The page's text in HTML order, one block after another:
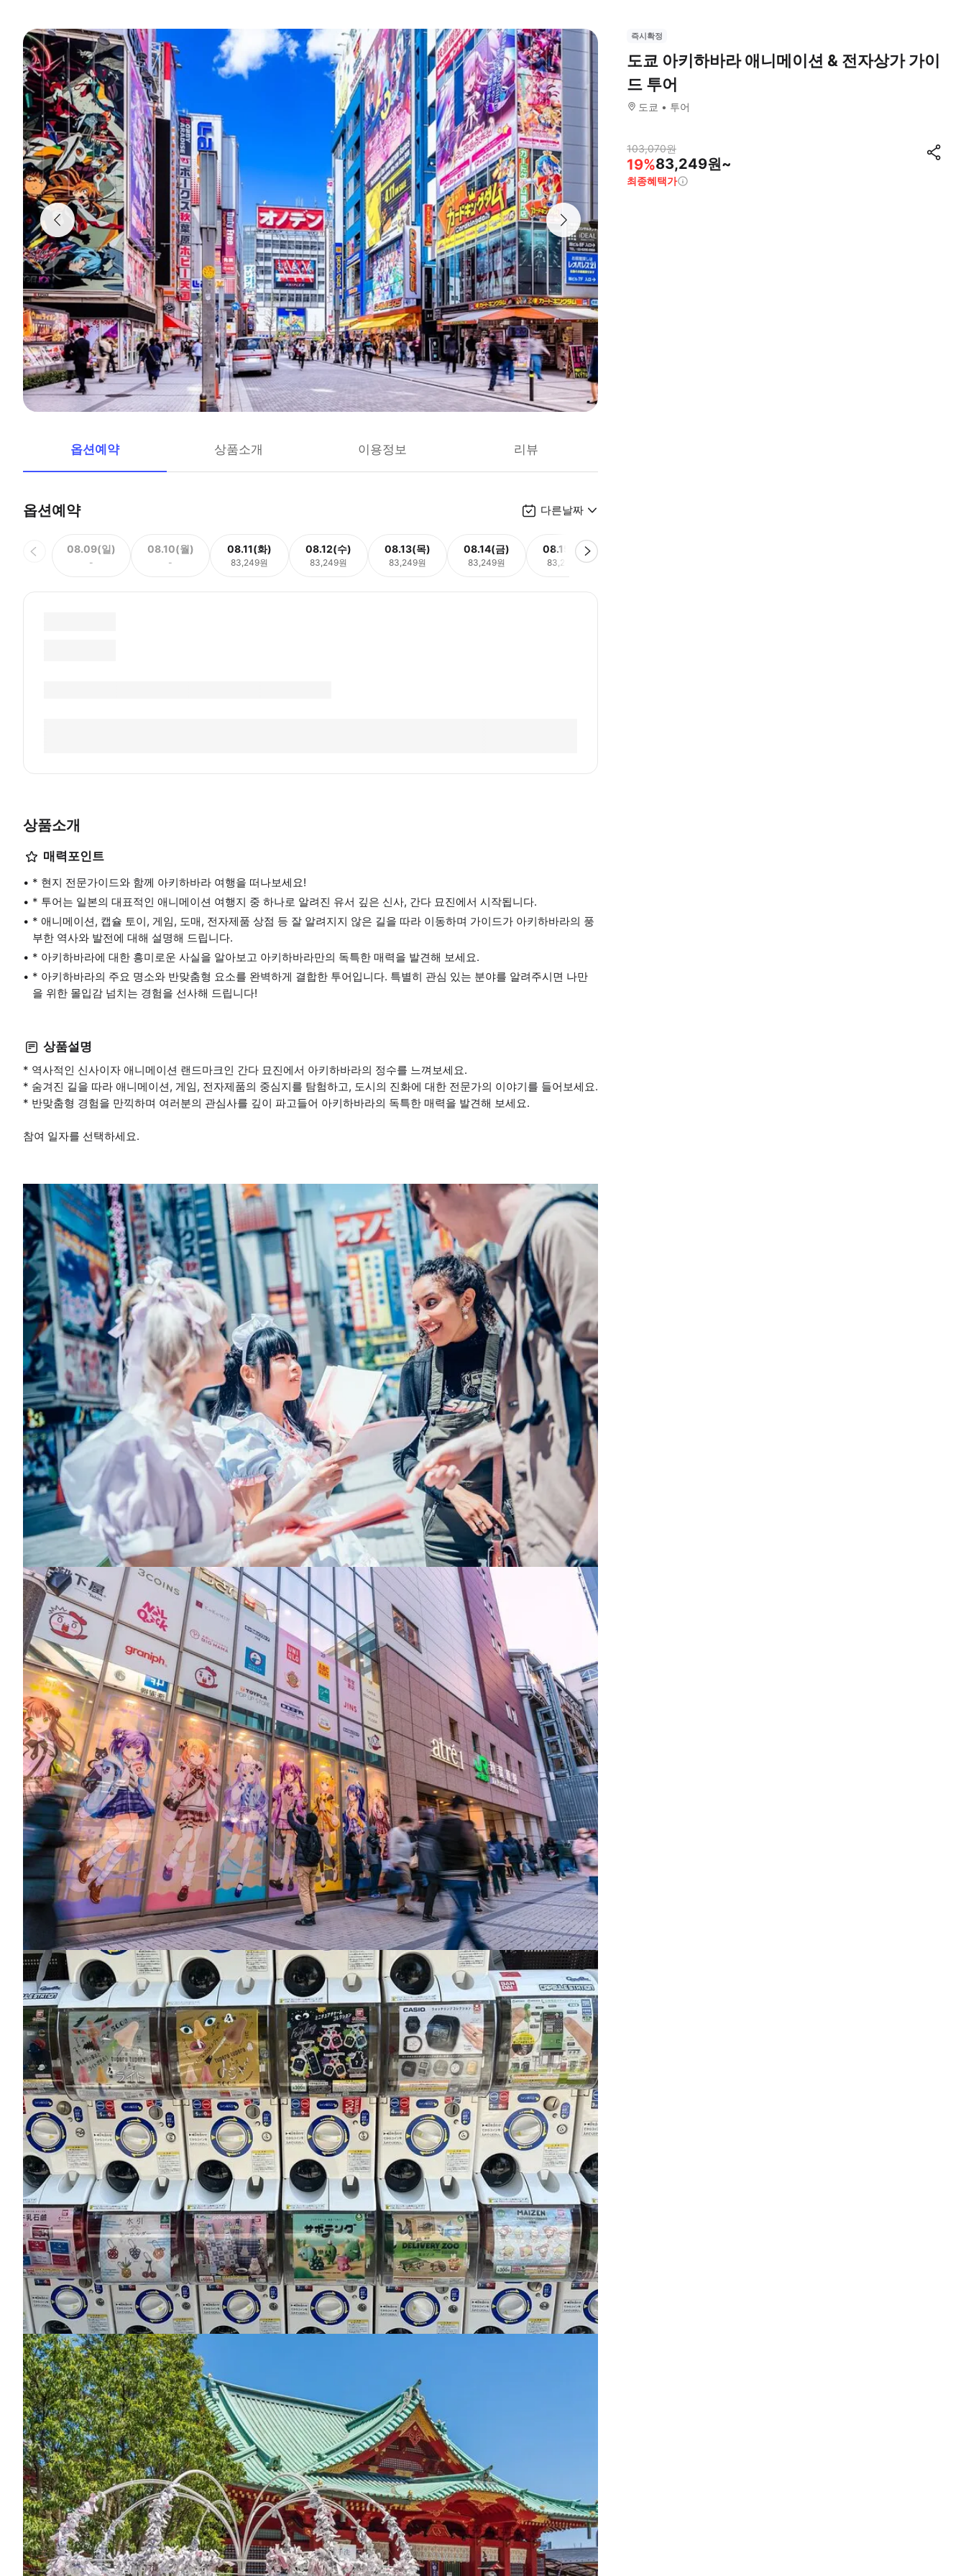
옵션예약 상품소개 이용정보 리뷰
옵션예약 다른날짜
08.09(일)
-
08.10(월)
-
08.11(화)
83,249원
08.12(수)
83,249원
08.13(목)
83,249원
08.14(금)
83,249원
08.15(토)
83,249원
상품소개
매력포인트
* 현지 전문가이드와 함께 아키하바라 여행을 떠나보세요!
* 투어는 일본의 대표적인 애니메이션 여행지 중 하나로 알려진 유서 깊은 신사, 간다 묘진에서 시작됩니다.
* 애니메이션, 캡슐 토이, 게임, 도매, 전자제품 상점 등 잘 알려지지 않은 길을 따라 이동하며 가이드가 아키하바라의 풍
부한 역사와 발전에 대해 설명해 드립니다.
* 아키하바라에 대한 흥미로운 사실을 알아보고 아키하바라만의 독특한 매력을 발견해 보세요.
* 아키하바라의 주요 명소와 반맞춤형 요소를 완벽하게 결합한 투어입니다. 특별히 관심 있는 분야를 알려주시면 나만
을 위한 몰입감 넘치는 경험을 선사해 드립니다!
상품설명
* 역사적인 신사이자 애니메이션 랜드마크인 간다 묘진에서 아키하바라의 정수를 느껴보세요.
* 숨겨진 길을 따라 애니메이션, 게임, 전자제품의 중심지를 탐험하고, 도시의 진화에 대한 전문가의 이야기를 들어보세요.
* 반맞춤형 경험을 만끽하며 여러분의 관심사를 깊이 파고들어 아키하바라의 독특한 매력을 발견해 보세요.
참여 일자를 선택하세요.
즉시확정
도쿄 아키하바라 애니메이션 & 전자상가 가이
드 투어
도쿄 투어
103,070원
19%83,249원~
최종혜택가